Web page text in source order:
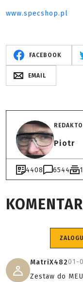
www.specshop.pl
FACEBOOK
EMAIL
Piotr
4408 6544
MatriX48201-
Zestaw do